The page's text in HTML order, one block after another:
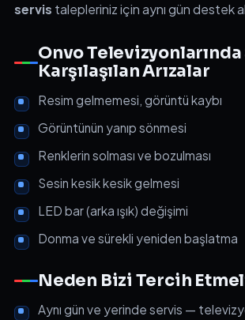
servis talepleriniz için aynı gün destek
Onvo Televizyonlarında
Karşılaşılan Arızalar
Resim gelmemesi, görüntü kaybı
Görüntünün yanıp sönmesi
Renklerin solması ve bozulması
Sesin kesik kesik gelmesi
LED bar (arka ışık) değişimi
Donma ve sürekli yeniden başlatma
Neden Bizi Tercih
Aynı gün ve yerinde servis —